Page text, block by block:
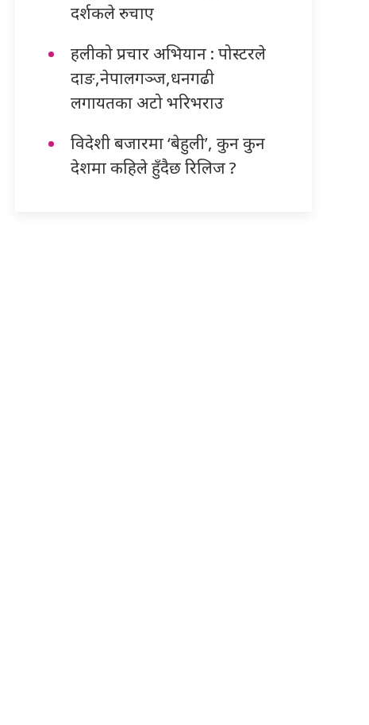
दर्शकले रुचाए
हलीको प्रचार अभियान : पोस्टरले
दाङ,नेपालगञ्ज,धनगढी
लगायतका अटो भरिभराउ
विदेशी बजारमा ‘बेहुली’, कुन कुन
देशमा कहिले हुँदैछ रिलिज ?